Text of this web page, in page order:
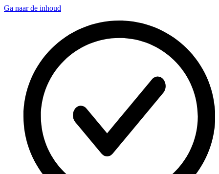
Ga naar de inhoud